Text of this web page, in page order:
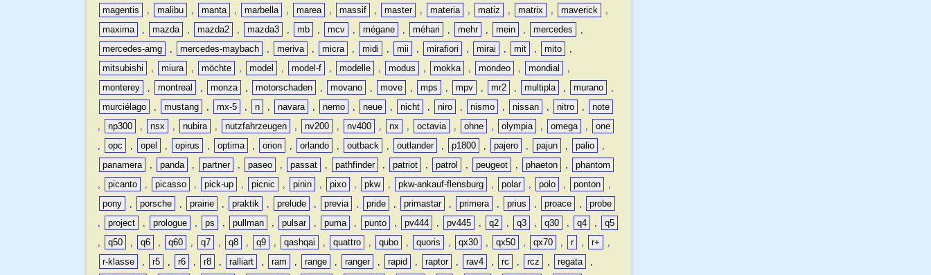
magentis
, malibu , manta , marbella , marea , massif , master , materia , matiz , matrix , maverick
,
maxima
, mazda , mazda2 , mazda3 , mb , mcv , mégane , méhari , mehr , mein , mercedes
,
mercedes-amg
, mercedes-maybach , meriva , micra , midi , mii , mirafiori , mirai , mit , mito
,
mitsubishi
, miura , möchte , model , model-f , modelle , modus , mokka , mondeo , mondial
,
monterey
, montreal , monza , motorschaden , movano , move , mps , mpv , mr2 , multipla , murano
,
murciélago
, mustang , mx-5 , n , navara , nemo , neue , nicht , niro , nismo , nissan , nitro ,
note
,
np300 , nsx , nubira , nutzfahrzeugen , nv200 , nv400 , nx , octavia , ohne , olympia , omega ,
one
,
opc , opel , opirus , optima , orion , orlando , outback , outlander , p1800 , pajero , pajun , palio
,
panamera
, panda , partner , paseo , passat , pathfinder , patriot , patrol , peugeot , phaeton ,
phantom
,
picanto , picasso , pick-up , picnic , pinin , pixo , pkw , pkw-ankauf-flensburg , polar , polo , ponton
,
pony
, porsche , prairie , praktik , prelude , previa , pride , primastar , primera , prius , proace ,
probe
,
project , prologue , ps , pullman , pulsar , puma , punto , pv444 , pv445 , q2 , q3 , q30 , q4 ,
q5
,
q50 , q6 , q60 , q7 , q8 , q9 , qashqai , quattro , qubo , quoris , qx30 , qx50 , qx70 , r , r+
,
r-klasse
, r5 , r6 , r8 , ralliart , ram , range , ranger , rapid , raptor , rav4 , rc , rcz , regata
,